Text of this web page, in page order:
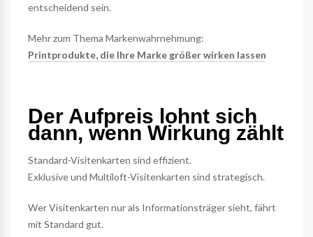
entscheidend sein.
Mehr zum Thema Markenwahrnehmung:
Printprodukte, die Ihre Marke größer wirken lassen
Der Aufpreis lohnt sich
dann, wenn Wirkung zählt
Standard-Visitenkarten sind effizient.
Exklusive und Multiloft-Visitenkarten sind strategisch.
Wer Visitenkarten nur als Informationsträger sieht, fährt
mit Standard gut.